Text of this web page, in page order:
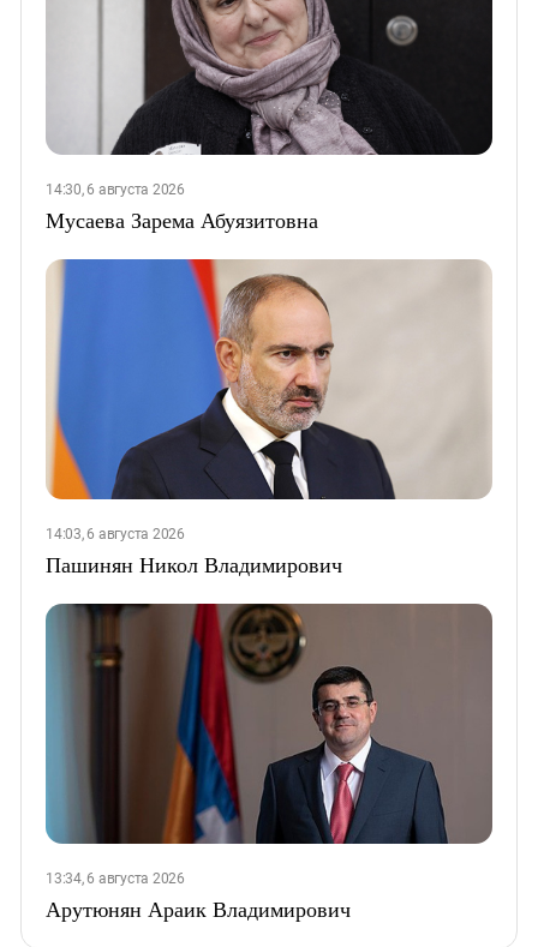
14:30, 6 августа 2026
Мусаева Зарема Абуязитовна
14:03, 6 августа 2026
Пашинян Никол Владимирович
13:34, 6 августа 2026
Арутюнян Араик Владимирович